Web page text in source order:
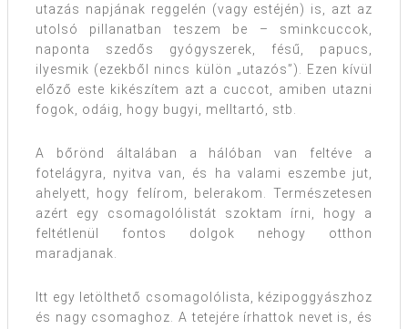
utazás napjának reggelén (vagy estéjén) is, azt az
utolsó pillanatban teszem be – sminkcuccok,
naponta szedős gyógyszerek, fésű, papucs,
ilyesmik (ezekből nincs külön „utazós”). Ezen kívül
előző este kikészítem azt a cuccot, amiben utazni
fogok, odáig, hogy bugyi, melltartó, stb.
A bőrönd általában a hálóban van feltéve a
fotelágyra, nyitva van, és ha valami eszembe jut,
ahelyett, hogy felírom, belerakom. Természetesen
azért egy csomagolólistát szoktam írni, hogy a
feltétlenül fontos dolgok nehogy otthon
maradjanak.
Itt egy letölthető csomagolólista, kézipoggyászhoz
és nagy csomaghoz. A tetejére írhattok nevet is, és